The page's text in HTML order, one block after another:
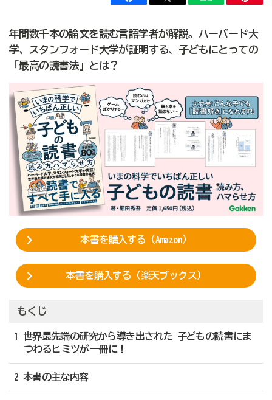
年間数千本の論文を読む言語学者が解説。ハーバード大
学、スタンフォード大学が証明する、子どもにとっての
「最高の読書法」とは？
本書を購入する（Amazon）
本書を購入する（楽天ブックス）
もくじ
1 世界最先端の研究から導き出された 子どもの読書にま
つわるヒミツが一冊に！
2 本書の主な内容